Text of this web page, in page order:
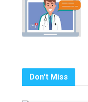
Don't Miss